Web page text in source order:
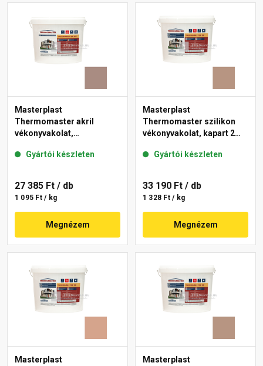
Masterplast
Thermomaster akril
vékonyvakolat,
14-C 25 kg
Gyártói készleten
27 385 Ft / db
1 095 Ft / kg
Megnézem
Masterplast
Thermomaster szilikon
vékonyvakolat, kapart 2
Gyártói készleten
33 190 Ft / db
1 328 Ft / kg
Megnézem
Masterplast
Masterplast